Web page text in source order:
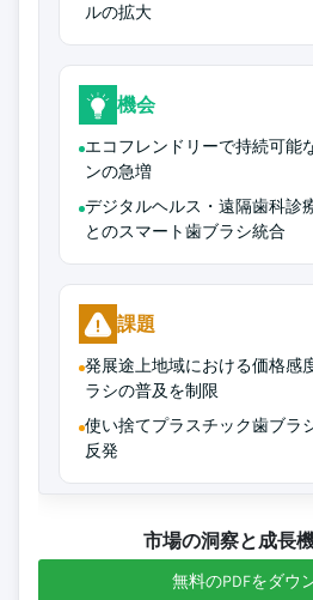
ルの拡大
機会
エコフレンドリーで持続可能
ンの急増
デジタルヘルス・遠隔歯科診
とのスマート歯ブラシ統合
課題
発展途上地域における価格感
ラシの普及を制限
使い捨てプラスチック歯ブラ
反発
市場の洞察と成長
無料のPDFをダウ